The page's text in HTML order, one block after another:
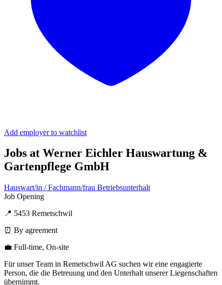
Add employer to watchlist
Jobs at Werner Eichler Hauswartung &
Gartenpflege GmbH
Hauswart/in / Fachmann/frau Betriebsunterhalt
Job Opening
📍 5453 Remetschwil
⏰ By agreement
💼 Full-time, On-site
Für unser Team in Remetschwil AG suchen wir eine engagierte
Person, die die Betreuung und den Unterhalt unserer Liegenschaften
übernimmt.